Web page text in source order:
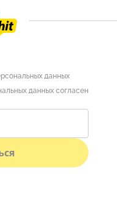
данных
данных согласен